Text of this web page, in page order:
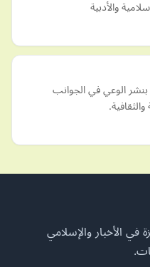
والأدبية
الوعي في الجوانب
في الأخبار والإسلامي